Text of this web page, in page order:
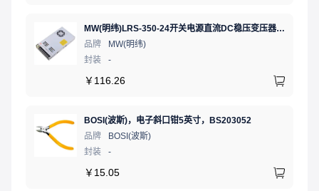
MW(明纬)LRS-350-24开关电源直流DC稳压变压器监控24V 14.6A
品牌
MW(明纬)
封装
-
￥ 116.26
BOSI(波斯)，电子斜口钳5英寸，BS203052
品牌
BOSI(波斯)
封装
-
￥ 15.05